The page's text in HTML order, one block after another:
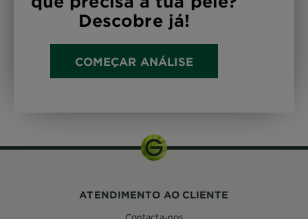
Descobre já!
COMEÇAR ANÁLISE
ATENDIMENTO AO CLIENTE
Contacta-nos